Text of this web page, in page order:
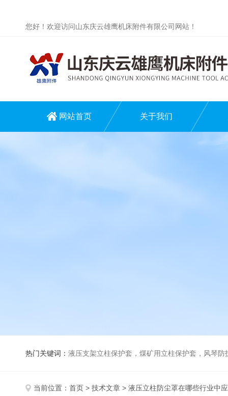
您好！欢迎访问山东庆云雄鹰机床附件有限公司网站！
网站首页 关于我们
热门关键词： 液压支架立柱保护套，煤矿用立柱保护套，风琴
当前位置： 首页 > 技术文章 > 液压立柱防尘罩在哪些行业中